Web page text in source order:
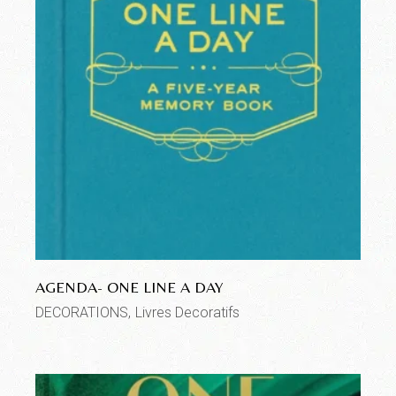
AGENDA- ONE LINE A DAY
DECORATIONS Livres Decoratifs